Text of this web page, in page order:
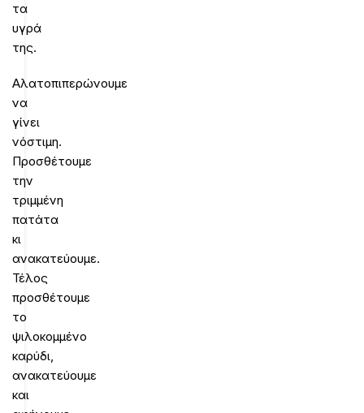
τα
υγρά
της.
Αλατοπιπερώνουμε
να
γίνει
νόστιμη.
Προσθέτουμε
την
τριμμένη
πατάτα
κι
ανακατεύουμε.
Τέλος
προσθέτουμε
το
ψιλοκομμένο
καρύδι,
ανακατεύουμε
και